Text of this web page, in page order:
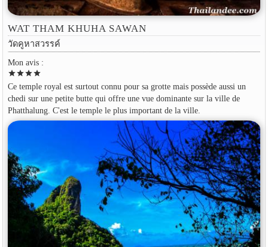
WAT THAM KHUHA SAWAN
วัดคูหาสวรรค์
Mon avis :
starstarstarstar
Ce temple royal est surtout connu pour sa grotte mais possède aussi un
chedi sur une petite butte qui offre une vue dominante sur la ville de
Phatthalung. C'est le temple le plus important de la ville.